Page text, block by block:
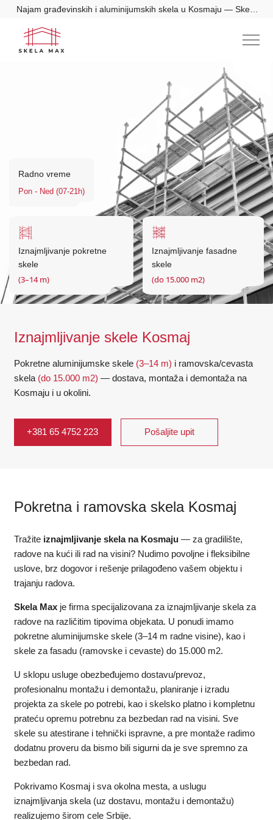
Najam građevinskih i aluminijumskih skela u Kosmaju — Skela
Radno vreme
Pon - Ned (07-21h)
Iznajmljivanje pokretne
skele
(3–14 m)
Iznajmljivanje fasadne
skele
(do 15.000 m2)
Iznajmljivanje skele Kosmaj
Pokretne aluminijumske skele (3–14 m) i ramovska/cevasta
skela (do 15.000 m2) — dostava, montaža i demontaža na
Kosmaju i u okolini.
+381 65 4752 223 Pošaljite upit
Pokretna i ramovska skela Kosmaj
Tražite iznajmljivanje skela na Kosmaju— za gradilište,
radove na kući ili rad na visini? Nudimo povoljne i fleksibilne
uslove, brz dogovor i rešenje prilagođeno vašem objektu i
trajanju radova.
Skela Maxje firma specijalizovana za iznajmljivanje skela za
radove na različitim tipovima objekata. U ponudi imamo
pokretne aluminijumske skele (3–14 m radne visine), kao i
skele za fasadu (ramovske i cevaste) do 15.000 m2.
U sklopu usluge obezbeđujemo dostavu/prevoz,
profesionalnu montažu i demontažu, planiranje i izradu
projekta za skele po potrebi, kao i skelsko platno i kompletnu
prateću opremu potrebnu za bezbedan rad na visini. Sve
skele su atestirane i tehnički ispravne, a pre montaže radimo
dodatnu proveru da bismo bili sigurni da je sve spremno za
bezbedan rad.
Pokrivamo Kosmaj i sva okolna mesta, a uslugu
iznajmljivanja skela (uz dostavu, montažu i demontažu)
realizujemo širom cele Srbije.